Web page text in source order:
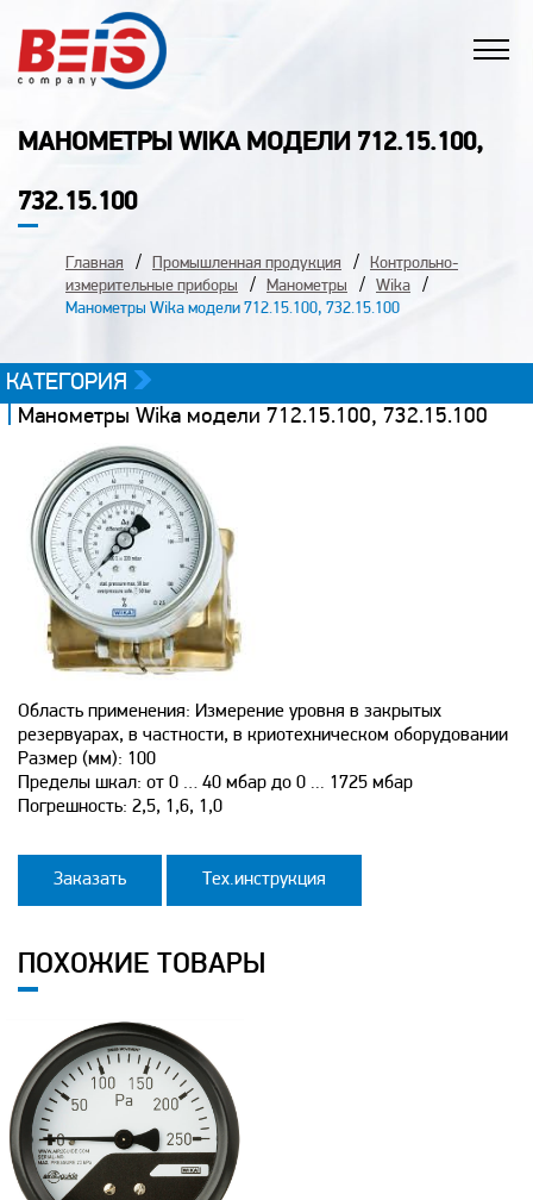
МАНОМЕТРЫ WIKA МОДЕЛИ 712.15.100,
732.15.100
Главная Промышленная продукция
Контрольно-
измерительные приборы
Манометры
Wika
Манометры Wika модели 712.15.100, 732.15.100
КАТЕГОРИЯ
Манометры Wika модели 712.15.100, 732.15.100
Область применения: Измерение уровня в закрытых
резервуарах, в частности, в криотехническом оборудовании
Размер (мм): 100
Пределы шкал: от 0 … 40 мбар до 0 ... 1725 мбар
Погрешность: 2,5, 1,6, 1,0
Заказать Тех.инструкция
ПОХОЖИЕ ТОВАРЫ